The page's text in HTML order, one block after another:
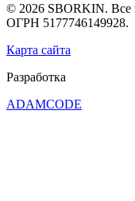
© 2026 SBORKIN.
ОГРН 5177746149928.
Карта сайта
Разработка
ADAMCODE